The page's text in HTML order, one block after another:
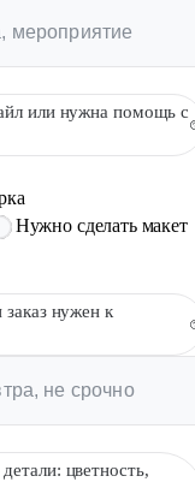
или нужна помощь с
Нужно сделать макет
нужен к
цветность,